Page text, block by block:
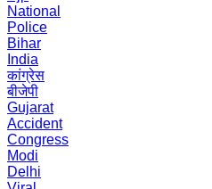
National
Police
Bihar
India
कांग्रेस
बीजेपी
Gujarat
Accident
Congress
Modi
Delhi